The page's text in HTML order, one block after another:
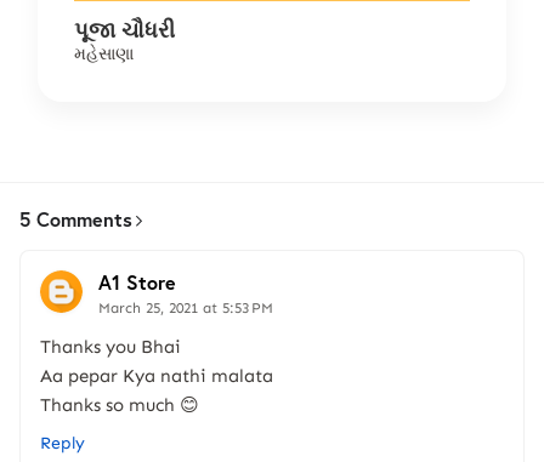
પૂજા ચૌધરી
મહેસાણા
5 Comments
A1 Store
March 25, 2021 at 5:53 PM
Thanks you Bhai
Aa pepar Kya nathi malata
Thanks so much 😊
Reply